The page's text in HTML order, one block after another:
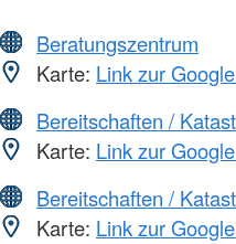
Beratungszentrum
Karte: Link zur
Bereitschaften /
Karte: Link zur
Bereitschaften /
Karte: Link zur